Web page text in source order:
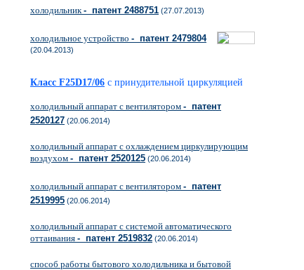
холодильник- патент 2488751 (27.07.2013)
холодильное устройство - патент 2479804
(20.04.2013)
Класс F25D17/06 с принудительной циркуляцией
холодильный аппарат с вентилятором - патент
2520127 (20.06.2014)
холодильный аппарат с охлаждением циркулирующим
воздухом - патент 2520125 (20.06.2014)
холодильный аппарат с вентилятором - патент
2519995 (20.06.2014)
холодильный аппарат с системой автоматического
оттаивания - патент 2519832 (20.06.2014)
способ работы бытового холодильника и бытовой